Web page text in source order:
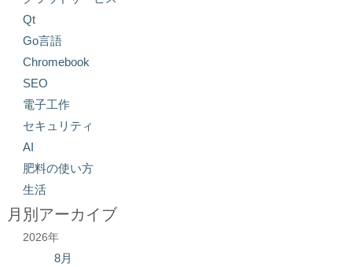
Qt
Go言語
Chromebook
SEO
電子工作
セキュリティ
AI
肥料の使い方
生活
月別アーカイブ
2026年
8月